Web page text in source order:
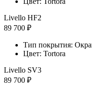
Livello HF2
89 700 ₽
Тип покрытия:
Цвет: Tortora
Livello SV3
89 700 ₽